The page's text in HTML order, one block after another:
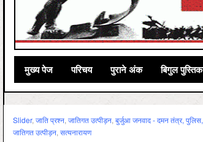
मुख्‍य पेज परिचय पुराने अंक बिगुल
Slider, जाति प्रश्‍न, जातिगत उत्‍पीड़न, बुर्जुआ जनवाद - दमन तंत्र, पुलिस,
जातिगत उत्पीड़न, सत्‍यनारायण